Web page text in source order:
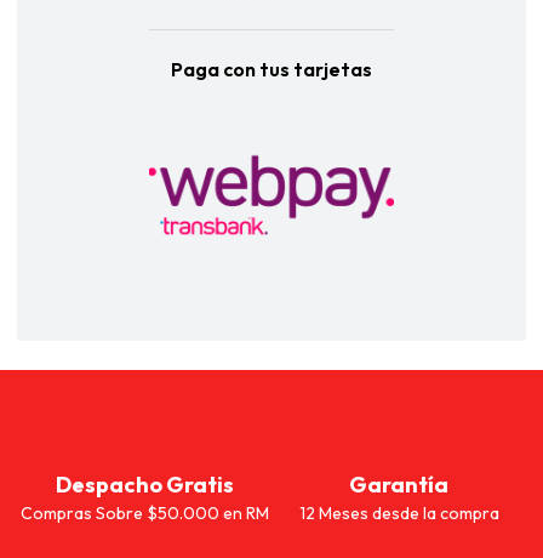
Paga con tus tarjetas
Despacho Gratis
Compras Sobre $50.000 en RM
Garantía
12 Meses desde la compra